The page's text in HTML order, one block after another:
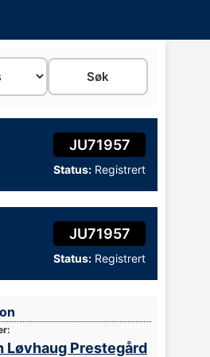
JU71957
Status: Registrert
JU71957
Status: Registrert
Løvhaug Prestegård